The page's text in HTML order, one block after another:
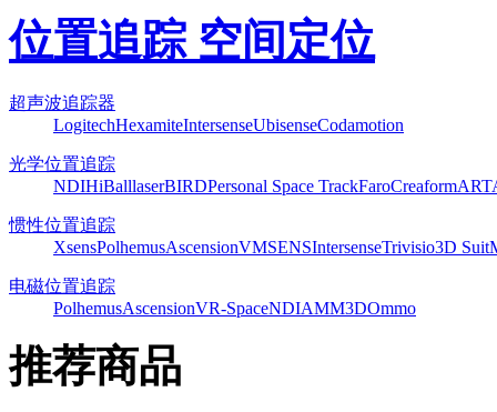
位置追踪 空间定位
超声波追踪器
LogitechHexamiteIntersenseUbisenseCodamotion
光学位置追踪
NDIHiBalllaserBIRDPersonal Space TrackFaroCreaformART
惯性位置追踪
XsensPolhemusAscensionVMSENSIntersenseTrivisio3D Suit
电磁位置追踪
PolhemusAscensionVR-SpaceNDIAMM3DOmmo
推荐商品